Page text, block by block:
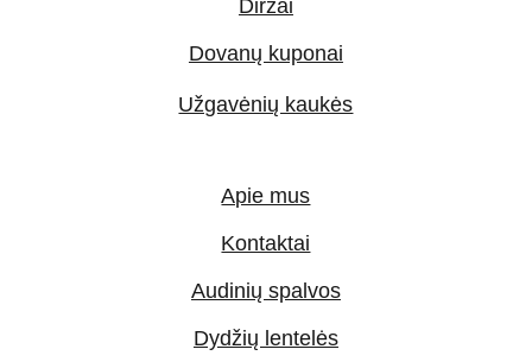
Apie mus
Kontaktai
Audinių spalvos
Dydžių lentelės
Dovanų kuponai
Diržai
Užgavėnių kaukės